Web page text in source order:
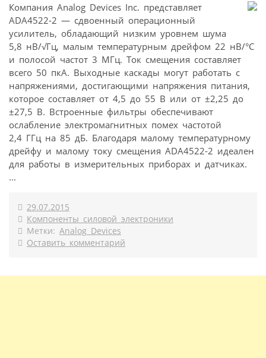
Компания Analog Devices Inc. представляет
ADA4522-2 — сдвоенный операционный
усилитель, обладающий низким уровнем шума
5,8 нВ/√Гц, малым температурным дрейфом 22 нВ/°С
и полосой частот 3 МГц. Ток смещения составляет
всего 50 пкА. Выходные каскады могут работать с
напряжениями, достигающими напряжения питания,
которое составляет от 4,5 до 55 В или от ±2,25 до
±27,5 В. Встроенные фильтры обеспечивают
ослабление электромагнитных помех частотой
2,4 ГГц на 85 дБ. Благодаря малому температурному
дрейфу и малому току смещения ADA4522-2 идеален
для работы в измерительных приборах и датчиках.
...
29.07.2015
Компоненты силовой электроники
Метки: Analog Devices
Оставить комментарий